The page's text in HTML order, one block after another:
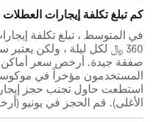
كم تبلغ تكلفة إيجارات
في المتوسط ، تبلغ تكلفة
صفقة جيدة. أرخص سعر أماكن
استطعت حاول تجنب حجز
الأغلى). قم الحجز في يونيو